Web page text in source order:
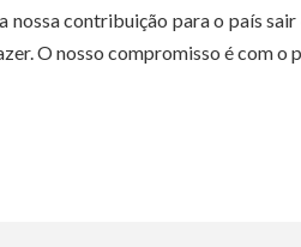
nossa contribuição para o país
O nosso compromisso é com o